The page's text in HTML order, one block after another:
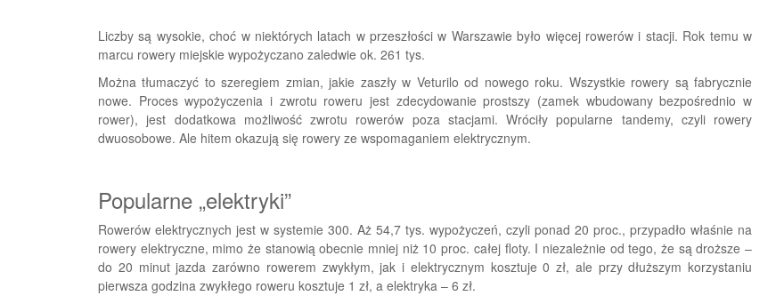
Liczby są wysokie, choć w niektórych latach w przeszłości w Warszawie było więcej rowerów i stacji. Rok temu w
marcu rowery miejskie wypożyczano zaledwie ok. 261 tys.
Można tłumaczyć to szeregiem zmian, jakie zaszły w Veturilo od nowego roku. Wszystkie rowery są fabrycznie
nowe. Proces wypożyczenia i zwrotu roweru jest zdecydowanie prostszy (zamek wbudowany bezpośrednio w
rower), jest dodatkowa możliwość zwrotu rowerów poza stacjami. Wróciły popularne tandemy, czyli rowery
dwuosobowe. Ale hitem okazują się rowery ze wspomaganiem elektrycznym.
Popularne „elektryki”
Rowerów elektrycznych jest w systemie 300. Aż 54,7 tys. wypożyczeń, czyli ponad 20 proc., przypadło właśnie na
rowery elektryczne, mimo że stanowią obecnie mniej niż 10 proc. całej floty. I niezależnie od tego, że są droższe –
do 20 minut jazda zarówno rowerem zwykłym, jak i elektrycznym kosztuje 0 zł, ale przy dłuższym korzystaniu
pierwsza godzina zwykłego roweru kosztuje 1 zł, a elektryka – 6 zł.